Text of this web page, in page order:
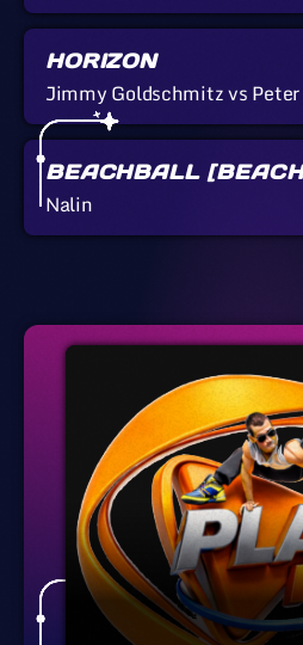
HORIZON
Jimmy Goldschmitz vs
BEACHBALL
Nalin